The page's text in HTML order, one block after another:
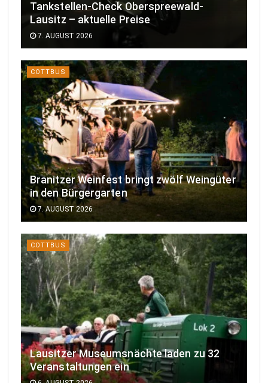
Tankstellen-Check Oberspreewald-
Lausitz – aktuelle Preise
7. AUGUST 2026
COTTBUS
Branitzer Weinfest bringt zwölf Weingüter
in den Bürgergarten
7. AUGUST 2026
COTTBUS
Lausitzer Museumsnächte laden zu 32
Veranstaltungen ein